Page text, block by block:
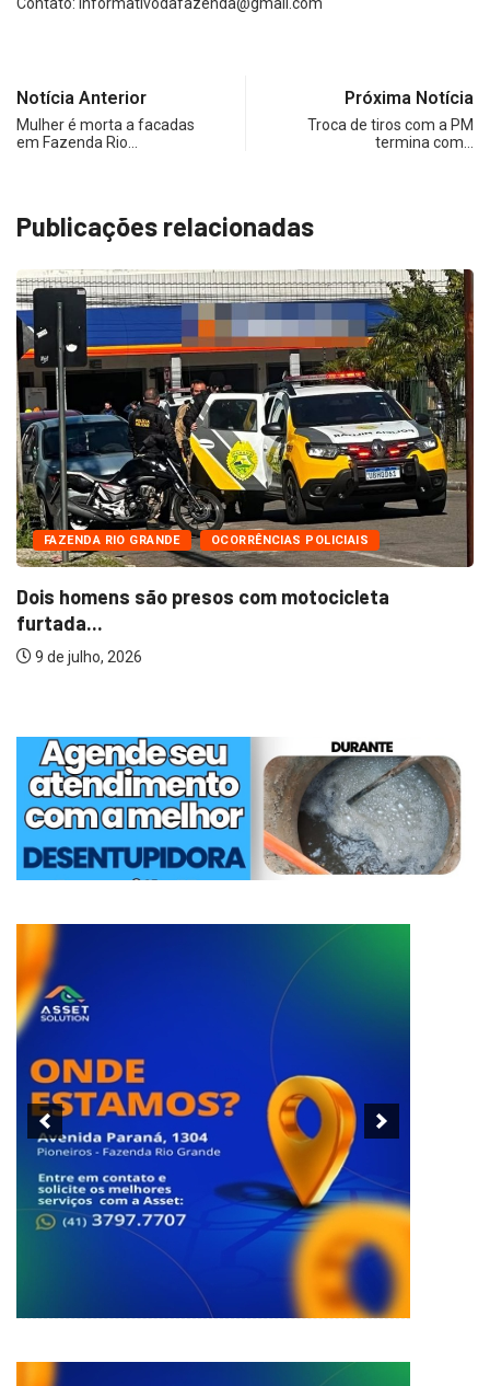
Notícia Anterior
Mulher é morta a facadas
em Fazenda Rio…
Próxima Notícia
Troca de tiros com a PM
termina com…
Publicações relacionadas
FAZENDA RIO GRANDE OCORRÊNCIAS POLICIAIS
Dois homens são presos com motocicleta
furtada...
9 de julho, 2026